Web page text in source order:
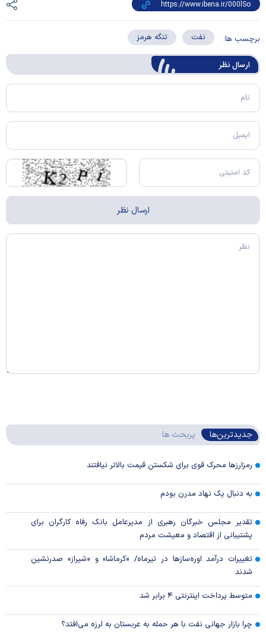
برچسب ها: نفت تنگه هرمز
ارسال‌ نظر
جدیدترین‌ها پربحث ها
رمزارزها محرک قوی برای شکستن قیمت بالاتر نیافتند
به دنبال یک نهاد مدرن بودم
تقدیر مجلس خبرگان رهبری از مدیرعامل بانک رفاه کارگران برای
پشتیبانی از اقتصاد و معیشت مردم
تغییرات درآمد اوره‌سازها در تیرماه/ «کرماشا» و «شیراز» صدرنشین
شدند
متوسط پرداخت اینترنتی ۴ برابر شد
چرا بازار جهانی نفت با هر حمله به عربستان به لرزه می‌افتد؟